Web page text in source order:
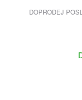
DOPRODEJ